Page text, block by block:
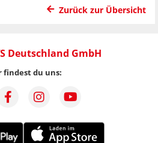
Zurück zur Übersicht
Deutschland GmbH
findest du uns: